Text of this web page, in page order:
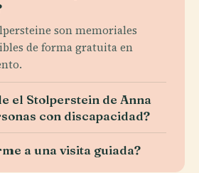
son memoriales
de forma gratuita en
el Stolperstein de Anna
con discapacidad?
a una visita guiada?